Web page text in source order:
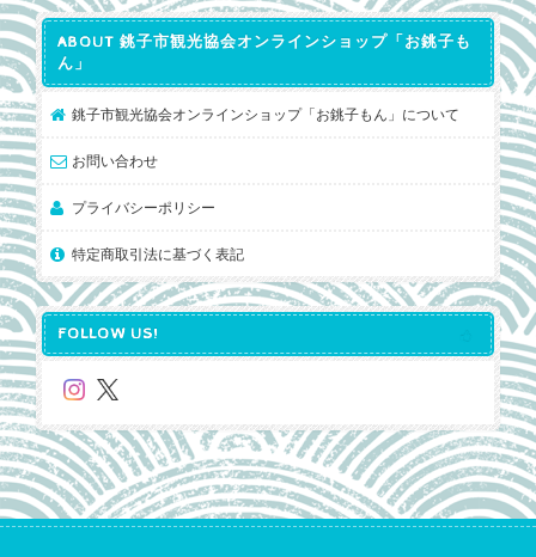
ABOUT 銚子市観光協会オンラインショップ「お銚子も
ん」
銚子市観光協会オンラインショップ「お銚子もん」について
お問い合わせ
プライバシーポリシー
特定商取引法に基づく表記
FOLLOW US!